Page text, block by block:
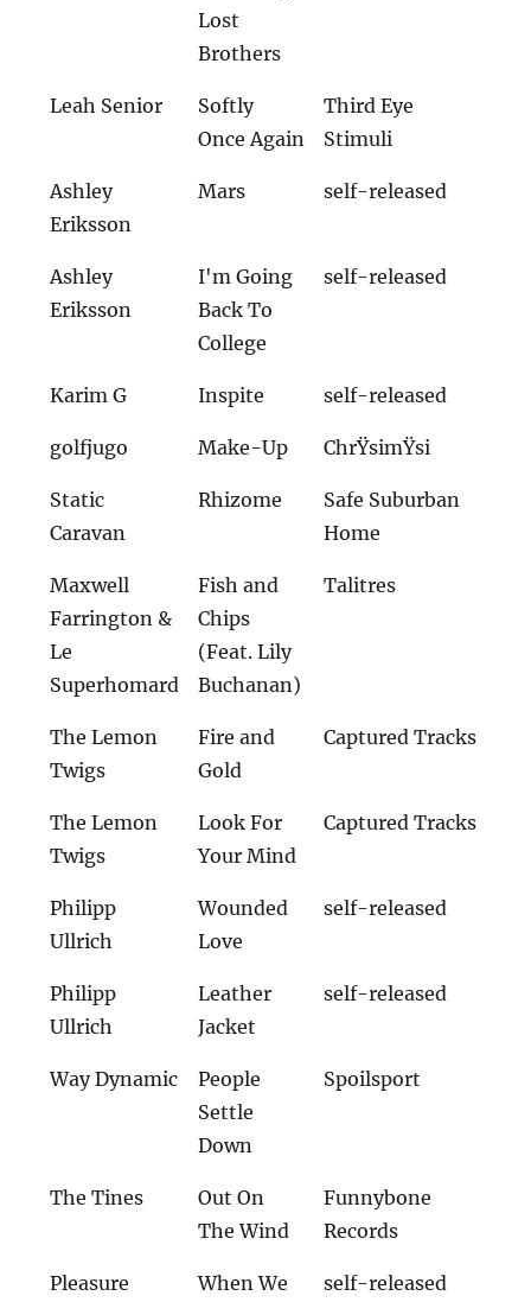
Lost
Brothers
Leah Senior
Softly
Once Again
Third Eye
Stimuli
Ashley
Eriksson
Mars self-released
Ashley
Eriksson
I'm Going
Back To
College
self-released
Karim G Inspite self-released
golfjugo Make-Up ChrŸsimŸsi
Static
Caravan
Rhizome
Safe Suburban
Home
Maxwell
Farrington &
Le
Superhomard
Fish and
Chips
(Feat. Lily
Buchanan)
Talitres
The Lemon
Twigs
Fire and
Gold
Captured Tracks
The Lemon
Twigs
Look For
Your Mind
Captured Tracks
Philipp
Ullrich
Wounded
Love
self-released
Philipp
Ullrich
Leather
Jacket
self-released
Way Dynamic
People
Settle
Down
Spoilsport
The Tines
Out On
The Wind
Funnybone
Records
Pleasure
When We
self-released